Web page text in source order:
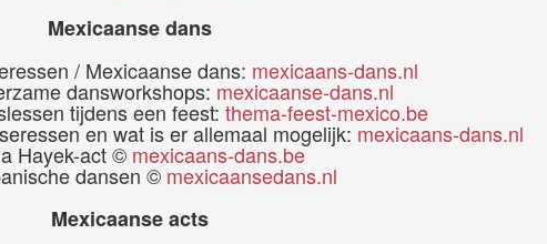
Mexicaanse dans
/ Mexicaanse dans: mexicaans-dans.nl
dansworkshops: mexicaanse-dans.nl
tijdens een feest: thema-feest-mexico.be
en wat is er allemaal mogelijk: mexicaans-dans.nl
Hayek-act © mexicaans-dans.be
dansen © mexicaansedans.nl
Mexicaanse acts